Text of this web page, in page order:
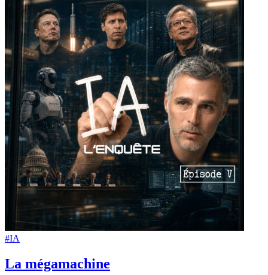
#IA
La mégamachine